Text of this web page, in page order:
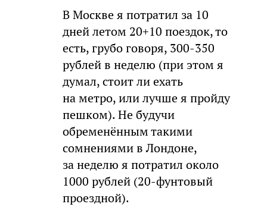
В Москве я потратил за 10
дней летом 20+10 поездок, то
есть, грубо говоря, 300-350
рублей в неделю (при этом я
думал, стоит ли ехать
на метро, или лучше я пройду
пешком). Не будучи
обременённым такими
сомнениями в Лондоне,
за неделю я потратил около
1000 рублей (20-фунтовый
проездной).